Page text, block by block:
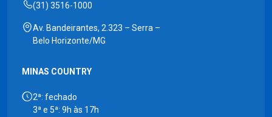
(31) 3516-1000
Av. Bandeirantes, 2.323 – Serra –
Belo Horizonte/MG
MINAS COUNTRY
2ª: fechado
3ª e 5ª: 9h às 17h